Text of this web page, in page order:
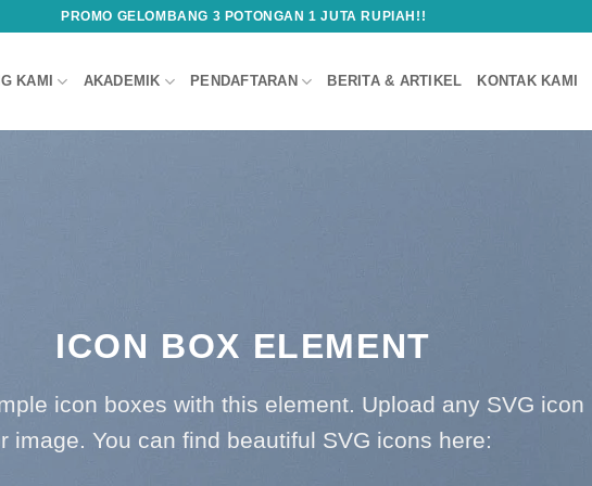
PROMO GELOMBANG 3 POTONGAN 1 JUTA RUPIAH!!
KAMI AKADEMIK PENDAFTARAN BERITA & ARTIKEL KONTAK KAMI
ICON BOX ELEMENT
icon boxes with this element. Upload any SVG icon
image. You can find beautiful SVG icons here: